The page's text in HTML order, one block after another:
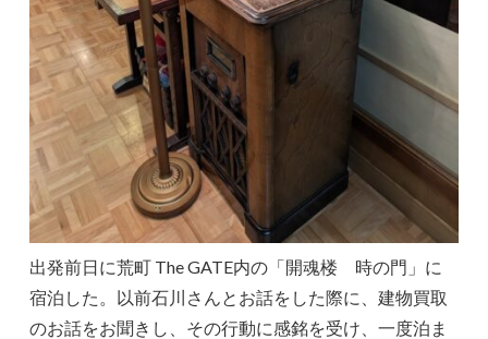
出発前日に荒町 The GATE内の「開魂楼 時の門」に
宿泊した。以前石川さんとお話をした際に、建物買取
のお話をお聞きし、その行動に感銘を受け、一度泊ま